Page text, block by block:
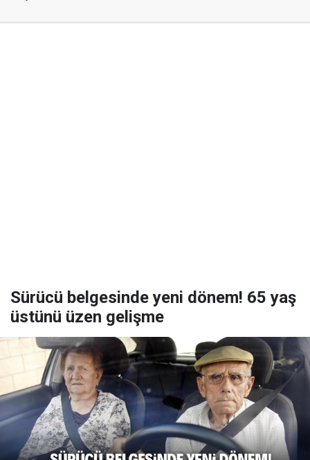
Sürücü belgesinde yeni dönem! 65 yaş
üstünü üzen gelişme